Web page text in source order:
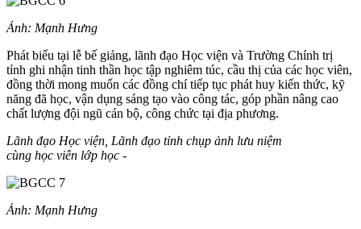
Ảnh: Mạnh Hưng
Phát biểu tại lễ bế giảng, lãnh đạo Học viện và Trường Chính trị
tỉnh ghi nhận tinh thần học tập nghiêm túc, cầu thị của các học viên,
đồng thời mong muốn các đồng chí tiếp tục phát huy kiến thức, kỹ
năng đã học, vận dụng sáng tạo vào công tác, góp phần nâng cao
chất lượng đội ngũ cán bộ, công chức tại địa phương.
Lãnh đạo Học viện, Lãnh đạo tỉnh chụp ảnh lưu niệm
cùng học viên lớp học -
Ảnh: Mạnh Hưng